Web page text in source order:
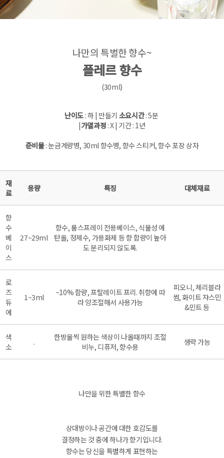
나만의 특별한 향수~
플레르 향수
(30ml)
난이도 : 하 | 만들기 소요시간: 5분
|가열과정 : X | 기간 : 1년
준비물: 눈금계량병, 30ml 향수병, 향수 스티커, 향수 포장 상자
재
료
용량 특징 대체재료
향
수
베
이
스
27~29ml
향수, 룸스프레이 전용베이스, 식물성 에
탄올, 정제수, 가용화제 등 향 함량이 높아
도 분리되지 않도록.
로
즈
듀
에
1~3ml
~10% 함량, 프탈레이트 프리. 취향에 따
라 양조절해서 사용가능
피오니, 체리블라
썸, 화이트 쟈스민
&민트 등
색
소
.
한방울씩 원하는 색상이 나올때까지 조절
비누, 디퓨저, 향수용
생략 가능
나만을 위한 특별한 향수
상대방이나 공간에 대한 호감도를
결정하는 것 중에 하나가 향기입니다.
향수는 당신을 특별하게 표현하는